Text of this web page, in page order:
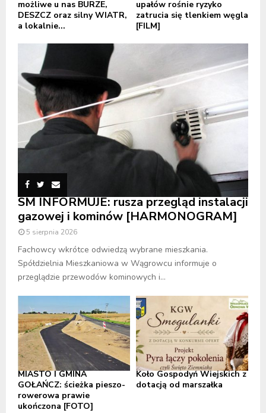
możliwe u nas BURZE,
DESZCZ oraz silny WIATR,
a lokalnie...
upałów rośnie ryzyko
zatrucia się tlenkiem węgla
[FILM]
SM INFORMUJE: rusza przegląd instalacji
gazowej i kominów [HARMONOGRAM]
5 sierpnia 2026
Fachowcy wkrótce odwiedzą wybrane mieszkania.
Spółdzielnia Mieszkaniowa w Wągrowcu informuje o
przeglądzie przewodów kominowych i...
MIASTO I GMINA
GOŁAŃCZ: ścieżka pieszo-
rowerowa prawie
ukończona [FOTO]
Koło Gospodyń Wiejskich z
dotacją od marszałka